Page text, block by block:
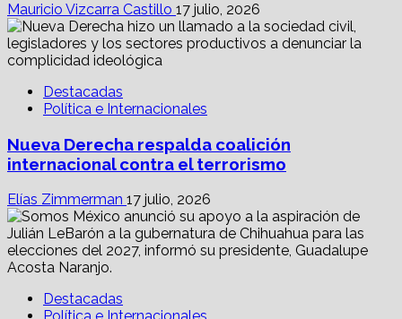
Mauricio Vizcarra Castillo 17 julio, 2026
Destacadas
Política e Internacionales
Nueva Derecha respalda coalición
internacional contra el terrorismo
Elías Zimmerman 17 julio, 2026
Destacadas